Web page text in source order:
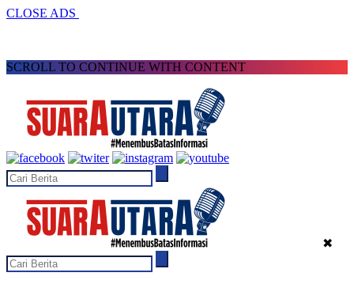
CLOSE ADS
SCROLL TO CONTINUE WITH CONTENT
✖